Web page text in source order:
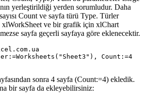
yerleştirildiği yerden sorumludur. Daha
Count ve sayfa türü Type. Türler
ve bir grafik için xlChart
sayfa geçerli sayfaya göre eklenecektir.
Count:=4
sonra 4 sayfa (Count:=4) ekledik.
bir sayfa da ekleyebilirsiniz: